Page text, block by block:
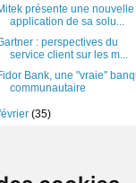
présente une nouvelle
application de sa solu...
: perspectives du
service client sur les m...
Bank, une "vraie"
communautaire
(35)